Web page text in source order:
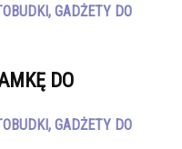
GADŻETY DO
DO
GADŻETY DO